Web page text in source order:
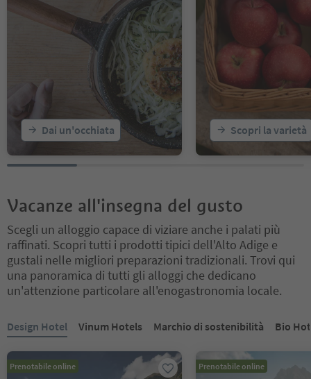
Dai un'occhiata Scopri la varietà
Vacanze all'insegna del gusto
Scegli un alloggio capace di viziare anche i palati più
raffinati. Scopri tutti i prodotti tipici dell'Alto Adige e
gustali nelle migliori preparazioni tradizionali. Trovi qui
una panoramica di tutti gli alloggi che dedicano
un'attenzione particolare all'enogastronomia locale.
Ti trovi su un cursore a schede. Seleziona una scheda per
Design Hotel Vinum Hotels Marchio di sostenibilità Bio
Prenotabile online Prenotabile online